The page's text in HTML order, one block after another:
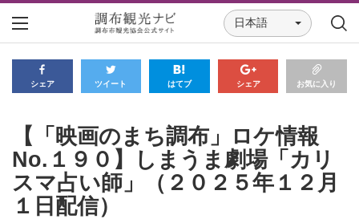
日本語
シェア ツイート はてブ シェア お気に入り
【「映画のまち調布」ロケ情報
No.１９０】しまうま劇場「カリ
スマ占い師」（２０２５年１２月
１日配信）